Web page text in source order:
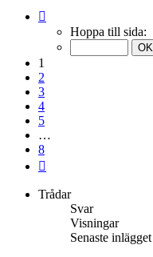
Hoppa till sida:
1
2
3
4
5
…
8
Trådar
Svar
Visningar
Senaste inlägget